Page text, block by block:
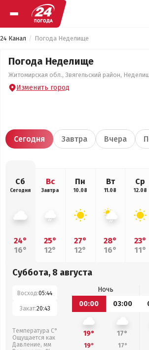
24 Канал Погода Неделище
Погода Неделище
Житомирская обл., Звягельский район,
Изменить город
Сегодня Завтра Вчера
Сб
Сегодня
24°
16°
Вс
Завтра
25°
12°
Пн
10.08
27°
12°
Вт
11.08
28°
16°
Ср
12.08
23°
11°
Суббота, 8 августа
Восход:05:44
Закат:20:43
Температура С°
Ощущается как
Давление, мм
Ночь
00:00
03:00
19° 17°
19° 17°